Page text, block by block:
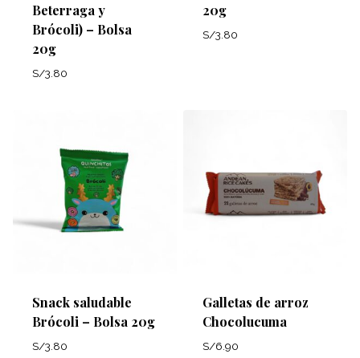
Beterraga y
Brócoli) – Bolsa
20g
S/3.80
20g
S/3.80
Snack saludable
Brócoli – Bolsa 20g
S/3.80
Galletas de arroz
Chocolucuma
S/6.90